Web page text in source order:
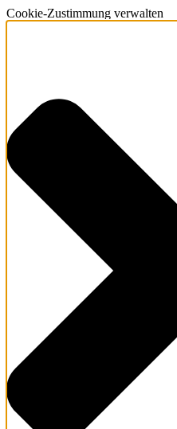
Cookie-Zustimmung verwalten